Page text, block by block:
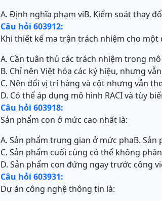
A. Định nghĩa phạm viB. Kiểm soát thay
Câu hỏi 603912:
Khi thiết kế ma trận trách nhiệm cho một
A. Cần tuân thủ các trách nhiệm trong mô
B. Chỉ nên Việt hóa các ký hiệu, nhưng
C. Nên đổi vị trí hàng và cột nhưng vẫn
D. Có thể áp dụng mô hình RACI và tùy
Câu hỏi 603918:
Sản phẩm con ở mức cao nhất là:
A. Sản phẩm trung gian ở mức phaB.
C. Sản phẩm cuối cùng có thể không
D. Sản phẩm con đứng ngay trước công
Câu hỏi 603931:
Dự án công nghệ thông tin là: